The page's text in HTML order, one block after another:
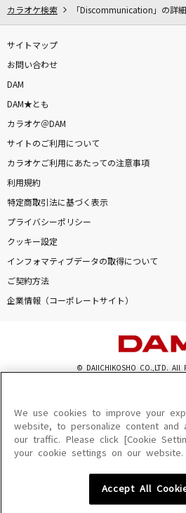
カラオケ検索 「Discommunication」の詳細
サイトマップ
お問い合わせ
DAM
DAM★とも
カラオケ＠DAM
サイトのご利用について
カラオケご利用にあたっての注意事項
利用規約
特定商取引法に基づく表示
プライバシーポリシー
クッキー設定
インフォマティブデータの取得について
ご契約方法
企業情報（コーポレートサイト）
© DAIICHIKOSHO CO.,LTD. All
このサイトに掲載されている一切の文章・画像・
を問わず、著作権法の定める範囲を超えて無断で
を禁じます。
楽曲及びコンテンツは、機種によりご利用いただ
楽曲及びコンテンツの配信日、配信内容が変更にな
We use cookies to improve your
website, to personalize content and
our traffic. Please click [Cookie
your cookie settings on our website.
Accept All